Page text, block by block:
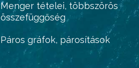
Menger tételei, többszörös
összefüggőség
Páros gráfok, párosítások